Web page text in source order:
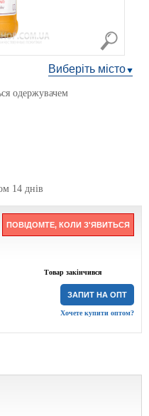
Виберіть місто
одержувачем
14 днів
ПОВІДОМТЕ, КОЛИ З'ЯВИТЬСЯ
Товар закінчився
ЗАПИТ НА ОПТ
Хочете купити оптом?